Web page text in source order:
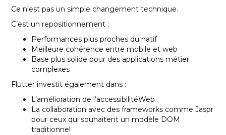
Ce n’est pas un simple changement technique.
C’est un repositionnement :
Performances plus proches du natif
Meilleure cohérence entre mobile et web
Base plus solide pour des applications métier
complexes
Flutter investit également dans :
L’amélioration de l’accessibilitéWeb
La collaboration avec des frameworks comme Jaspr
pour ceux qui souhaitent un modèle DOM
traditionnel